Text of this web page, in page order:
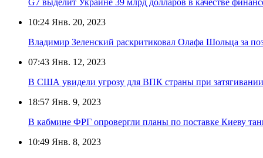
10:24 Янв. 20, 2023
Владимир Зеленский раскритиковал Олафа Шольца за
07:43 Янв. 12, 2023
В США увидели угрозу для ВПК страны при
18:57 Янв. 9, 2023
В кабмине ФРГ опровергли планы по поставке Киеву
10:49 Янв. 8, 2023